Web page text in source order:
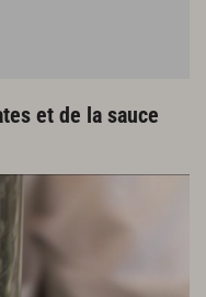
et de la sauce